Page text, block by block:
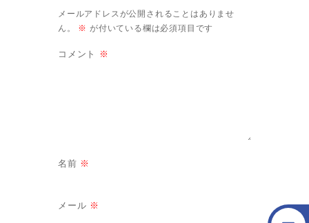
メールアドレスが公開されることはありませ
ん。
※ が付いている欄は必須項目です
コメント ※
名前 ※
メール ※